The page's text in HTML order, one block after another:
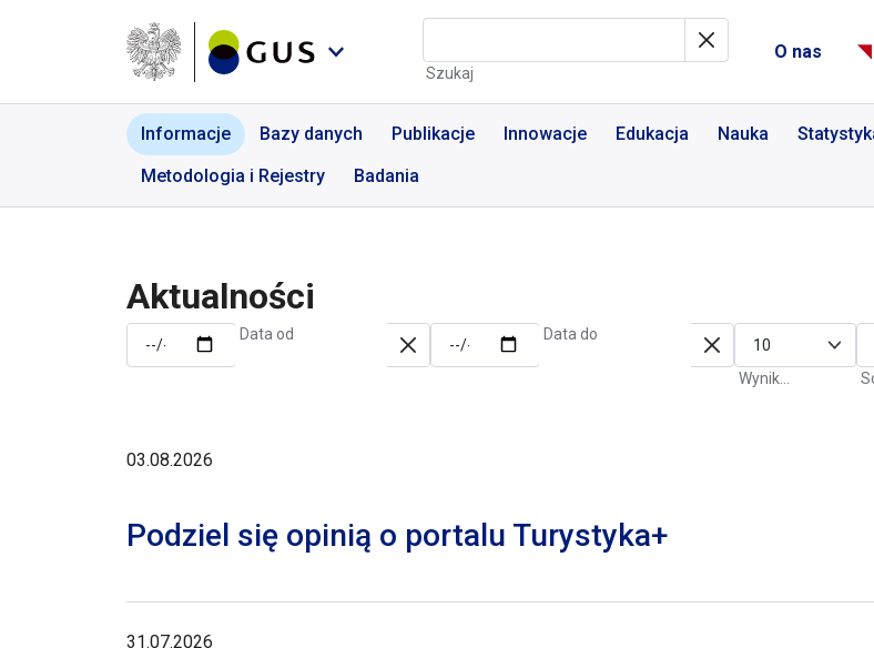
Aktualności | GUS - Portal Informacyjny
Szukaj
O nas
Informacje Bazy danych Publikacje Innowacje Edukacja Nauka
Metodologia i Rejestry
Badania
Aktualności
Data od Data do
Wyniki na stronę
03.08.2026
Podziel się opinią o portalu Turystyka+
31.07.2026